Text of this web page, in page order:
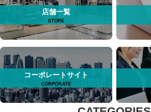
店舗一覧
コーポレートサイト